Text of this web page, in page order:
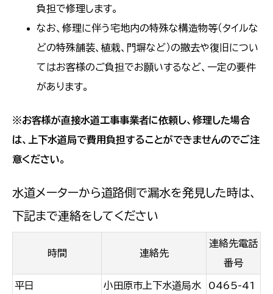
負担で修理します。
なお、修理に伴う宅地内の特殊な構造物等（タイルな
どの特殊舗装、植栽、門塀など）の撤去や復旧につい
てはお客様のご負担でお願いするなど、一定の要件
があります。
※お客様が直接水道工事事業者に依頼し、修理した場合
は、上下水道局で費用負担することができませんのでご注
意ください。
水道メーターから道路側で漏水を発見した時は、
下記まで連絡をしてください
時間 連絡先
連絡先電話
番号
平日
小田原市上下水道局水
0465-41